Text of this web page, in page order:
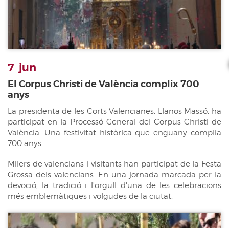
7 jun
El Corpus Christi de València complix 700
anys
La presidenta de les Corts Valencianes, Llanos Massó, ha
participat en la Processó General del Corpus Christi de
València. Una festivitat històrica que enguany complia
700 anys.
Milers de valencians i visitants han participat de la Festa
Grossa dels valencians. En una jornada marcada per la
devoció, la tradició i l'orgull d'una de les celebracions
més emblemàtiques i volgudes de la ciutat.